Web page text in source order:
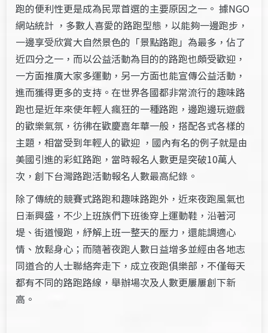
跑的便利性更是成為民眾首選的主要原因之一。 據NGO
網站統計 ，多數人喜愛的路跑型態，以能夠一邊跑步，
一邊享受欣賞大自然景色的「景點路跑」為最多，佔了
近四分之一，而以公益活動為目的的路跑也頗受歡迎，
一方面推廣大家多運動，另一方面也能宣傳公益活動，
進而獲得更多的支持。在世界各國都非常流行的趣味路
跑也是近年來使年輕人瘋狂的一種路跑，邊跑邊玩遊戲
的歡樂氣氛，彷彿在歡慶嘉年華一般，搭配各式各樣的
主題，相當受到年輕人的歡迎 ，國內有名的例子就是由
美國引進的彩虹路跑，當時報名人數更是突破10萬人
次，創下台灣路跑活動報名人數最高紀錄。
除了傳統的競賽式路跑和趣味路跑外，近來夜跑風氣也
日漸興盛，不少上班族們下班後穿上運動鞋，沿著河
堤、街道慢跑，紓解上班一整天的壓力，還能調適心
情、放鬆身心；而隨著夜跑人數日益增多並經由各地志
同道合的人士聯絡奔走下，成立夜跑俱樂部，不僅每天
都有不同的路跑路線，舉辦場次及人數更屢屢創下新
高。